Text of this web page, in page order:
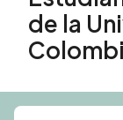
de la